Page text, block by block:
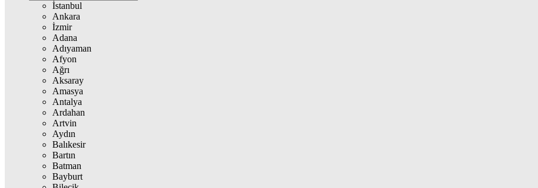
İstanbul
Ankara
İzmir
Adana
Adıyaman
Afyon
Ağrı
Aksaray
Amasya
Antalya
Ardahan
Artvin
Aydın
Balıkesir
Bartın
Batman
Bayburt